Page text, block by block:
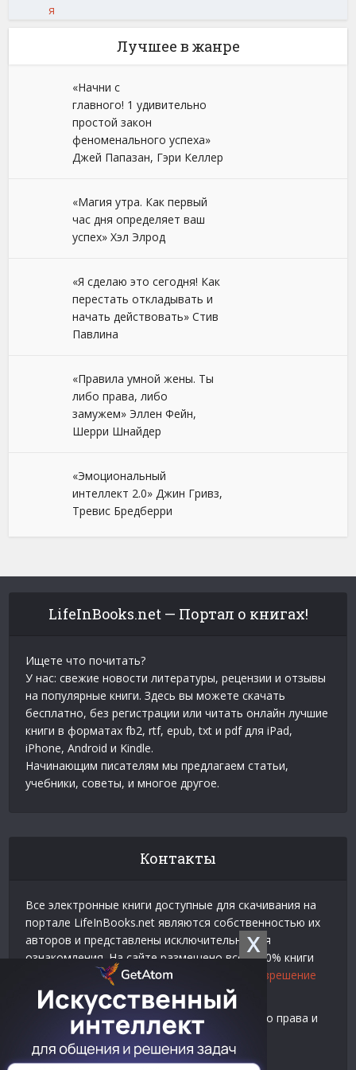
X
я
Лучшее в жанре
«Начни с
главного! 1 удивительно
простой закон
феноменального успеха»
Джей Папазан, Гэри Келлер
«Магия утра. Как первый
час дня определяет ваш
успех» Хэл Элрод
«Я сделаю это сегодня! Как
перестать откладывать и
начать действовать» Стив
Павлина
«Правила умной жены. Ты
либо права, либо
замужем» Эллен Фейн,
Шерри Шнайдер
«Эмоциональный
интеллект 2.0» Джин Гривз,
Тревис Бредберри
LifeInBooks.net — Портал о книгах!
Ищете что почитать?
У нас: свежие новости литературы, рецензии и отзывы
на популярные книги. Здесь вы можете скачать
бесплатно, без регистрации или читать онлайн лучшие
книги в форматах fb2, rtf, epub, txt и pdf для iPad,
iPhone, Android и Kindle.
Начинающим писателям мы предлагаем статьи,
учебники, советы, и многое другое.
Контакты
Все электронные книги доступные для скачивания на
портале LifeInBooks.net являются собственностью их
авторов и представлены исключительно для
ознакомления. На сайте размещено всего 20% книги
взятой у нашего партнера Официальное разрешение
на использование материалов Litres.
Контакты для связи по вопросам авторского права и
рекламы:
E-mail:admin@lifeinbooks.net